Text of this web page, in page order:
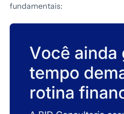
fundamentais: